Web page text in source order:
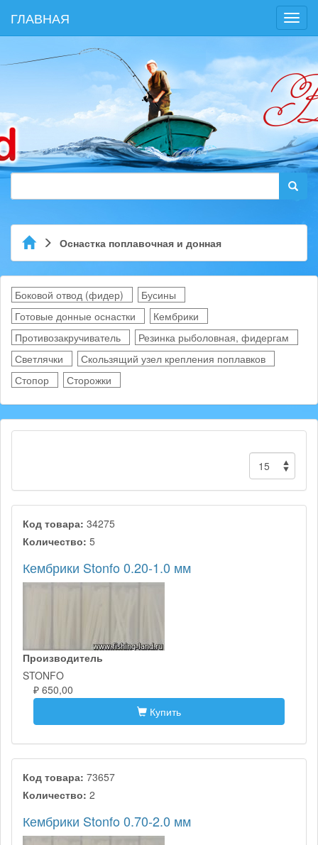
ГЛАВНАЯ
Оснастка поплавочная и донная
Боковой отвод (фидер)
Бусины
Готовые донные оснастки
Кембрики
Противозакручиватель
Резинка рыболовная, фидергам
Светлячки
Скользящий узел крепления поплавков
Стопор
Сторожки
Код товара: 34275
Количество: 5
Кембрики Stonfo 0.20-1.0 мм
Производитель
STONFO
₽ 650,00
Купить
Код товара: 73657
Количество: 2
Кембрики Stonfo 0.70-2.0 мм